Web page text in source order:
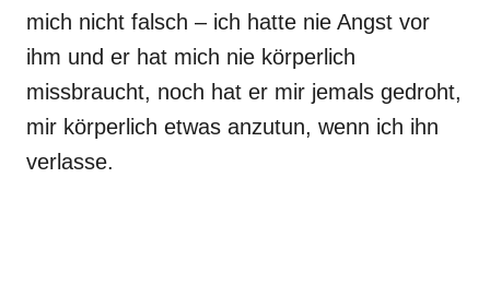
mich nicht falsch – ich hatte nie Angst vor
ihm und er hat mich nie körperlich
missbraucht, noch hat er mir jemals gedroht,
mir körperlich etwas anzutun, wenn ich ihn
verlasse.